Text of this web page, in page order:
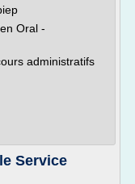
Oral -
administratifs
Service